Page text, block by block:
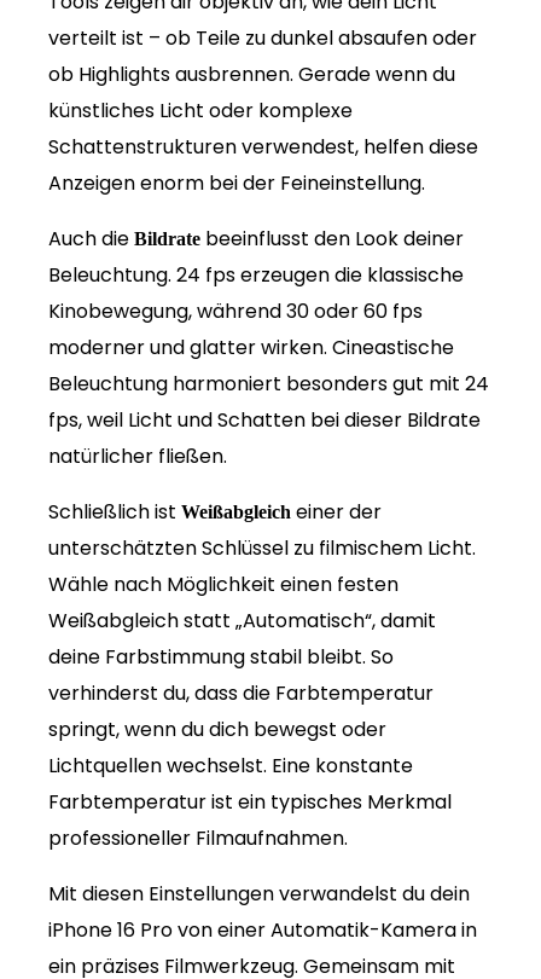
verteilt ist – ob Teile zu dunkel absaufen oder
ob Highlights ausbrennen. Gerade wenn du
künstliches Licht oder komplexe
Schattenstrukturen verwendest, helfen diese
Anzeigen enorm bei der Feineinstellung.
Auch dieBildrate beeinflusst den Look deiner
Beleuchtung. 24 fps erzeugen die klassische
Kinobewegung, während 30 oder 60 fps
moderner und glatter wirken. Cineastische
Beleuchtung harmoniert besonders gut mit 24
fps, weil Licht und Schatten bei dieser Bildrate
natürlicher fließen.
Schließlich istWeißabgleich einer der
unterschätzten Schlüssel zu filmischem Licht.
Wähle nach Möglichkeit einen festen
Weißabgleich statt „Automatisch“, damit
deine Farbstimmung stabil bleibt. So
verhinderst du, dass die Farbtemperatur
springt, wenn du dich bewegst oder
Lichtquellen wechselst. Eine konstante
Farbtemperatur ist ein typisches Merkmal
professioneller Filmaufnahmen.
Mit diesen Einstellungen verwandelst du dein
iPhone 16 Pro von einer Automatik-Kamera in
ein präzises Filmwerkzeug. Gemeinsam mit